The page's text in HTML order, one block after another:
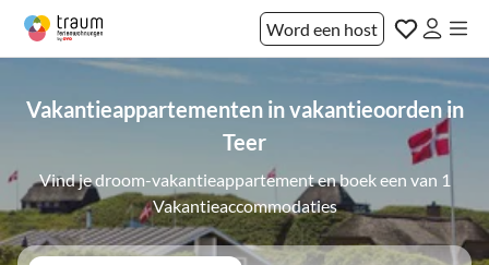
Word een host
Vakantieappartementen in vakantieoorden in
Teer
Vind je droom-vakantieappartement en boek een van 1
Vakantieaccommodaties